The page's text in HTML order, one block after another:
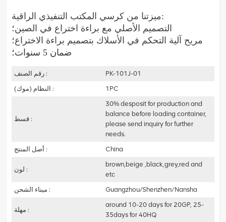
ميزتنا من كرسي المكتب التنفيذي الراقية:
التصميم الأصلي مع براءة اختراع في الصين؛
مريح آلية التحكم في الأسلاك بتصميم براءة الاختراع؛
ضمان 5 سنوات؛
رقم الصنف :
PK-101J-01
النظام (موك) :
1PC
قسط :
30% desposit for production and
balance before loading container,
please send inquiry for further
needs.
أصل المنتج :
China
لون :
brown,beige ,black,grey,red and
etc
ميناء الشحن :
Guangzhou/Shenzhen/Nansha
مهلة :
around 10-20 days for 20GP, 25-
35days for 40HQ